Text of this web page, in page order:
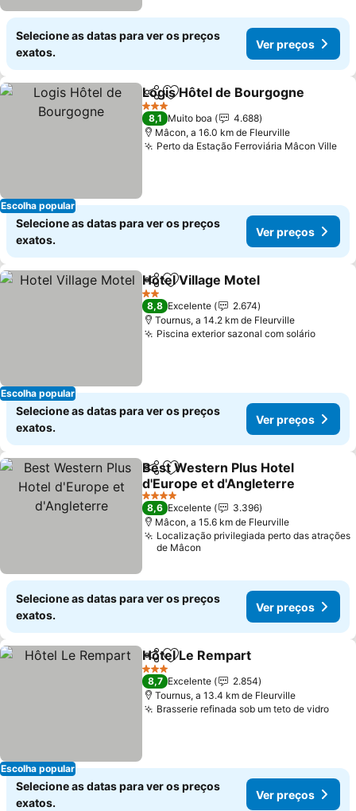
Selecione as datas para ver os preços
exatos.
Ver preços
Escolha popular
PartilharAdicionar aos favoritos
Logis Hôtel de Bourgogne
3 Estrelas
8,1 Muito boa
4.688
Mâcon, a 16.0 km de Fleurville
Perto da Estação Ferroviária Mâcon Ville
Selecione as datas para ver os preços
exatos.
Ver preços
Escolha popular
PartilharAdicionar aos favoritos
Hotel Village Motel
2 Estrelas
8,8 Excelente
2.674
Tournus, a 14.2 km de Fleurville
Piscina exterior sazonal com solário
Selecione as datas para ver os preços
exatos.
Ver preços
PartilharAdicionar aos favoritos
Best Western Plus Hotel
d'Europe et d'Angleterre
4 Estrelas
8,6 Excelente
3.396
Mâcon, a 15.6 km de Fleurville
Localização privilegiada perto das atrações
de Mâcon
Selecione as datas para ver os preços
exatos.
Ver preços
Escolha popular
PartilharAdicionar aos favoritos
Hôtel Le Rempart
3 Estrelas
8,7 Excelente
2.854
Tournus, a 13.4 km de Fleurville
Brasserie refinada sob um teto de vidro
Selecione as datas para ver os preços
exatos.
Ver preços